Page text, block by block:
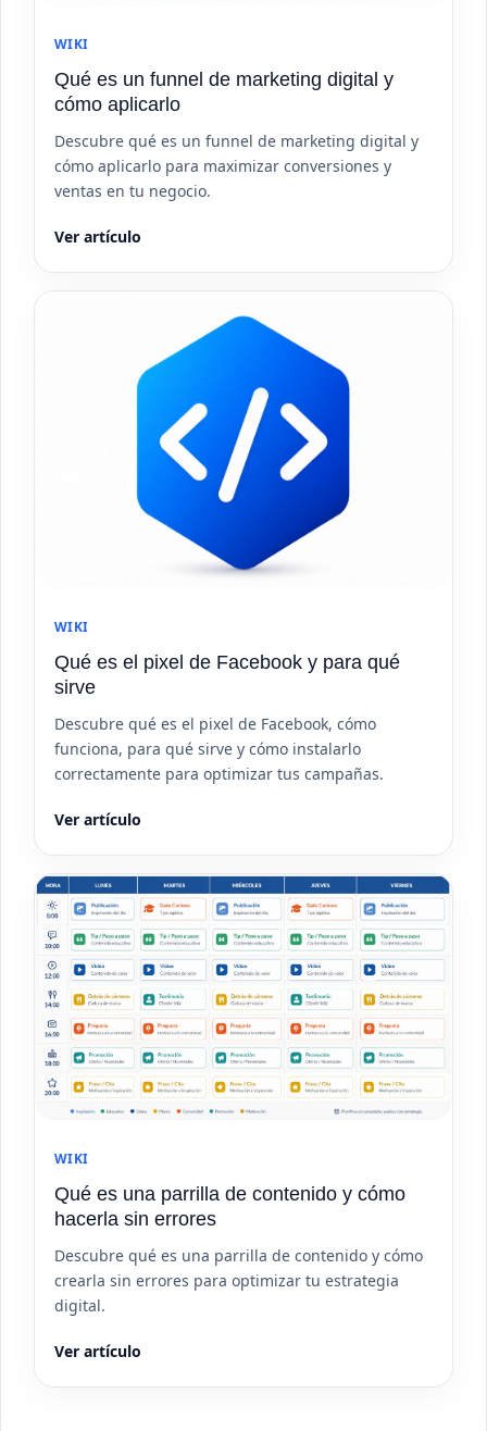
WIKI
Qué es un funnel de marketing digital y
cómo aplicarlo
Descubre qué es un funnel de marketing digital y
cómo aplicarlo para maximizar conversiones y
ventas en tu negocio.
Ver artículo
WIKI
Qué es el pixel de Facebook y para qué
sirve
Descubre qué es el pixel de Facebook, cómo
funciona, para qué sirve y cómo instalarlo
correctamente para optimizar tus campañas.
Ver artículo
WIKI
Qué es una parrilla de contenido y cómo
hacerla sin errores
Descubre qué es una parrilla de contenido y cómo
crearla sin errores para optimizar tu estrategia
digital.
Ver artículo